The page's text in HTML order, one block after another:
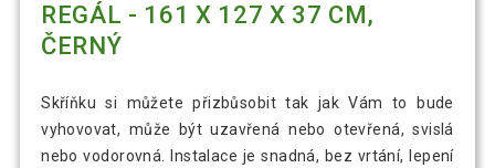
REGÁL - 161 X 127 X 37 CM,
ČERNÝ
Skříňku si můžete přizbůsobit tak jak Vám to bude
vyhovovat, může být uzavřená nebo otevřená, svislá
nebo vodorovná. Instalace je snadná, bez vrtání, lepení